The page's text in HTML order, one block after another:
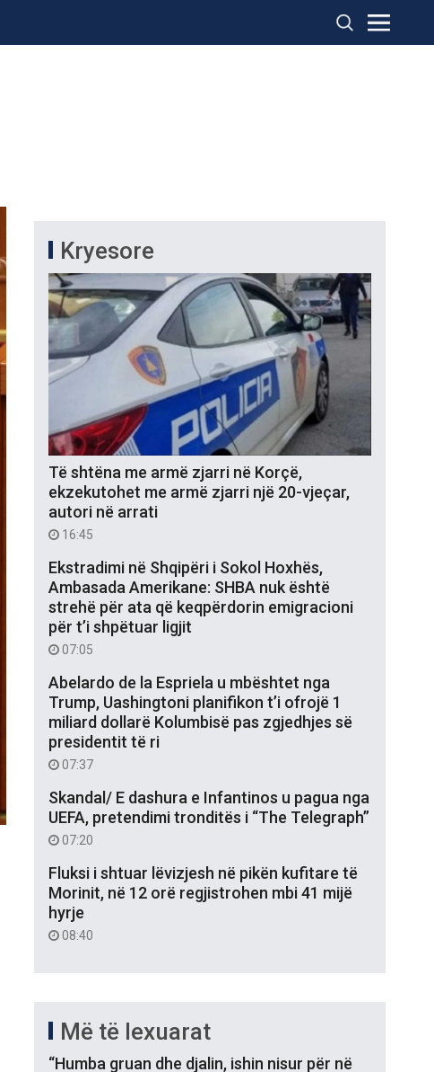
Kryesore
Të shtëna me armë zjarri në Korçë,
ekzekutohet me armë zjarri një 20-vjeçar,
autori në arrati
16:45
Ekstradimi në Shqipëri i Sokol Hoxhës,
Ambasada Amerikane: SHBA nuk është
strehë për ata që keqpërdorin emigracioni
për t’i shpëtuar ligjit
07:05
Abelardo de la Espriela u mbështet nga
Trump, Uashingtoni planifikon t’i ofrojë 1
miliard dollarë Kolumbisë pas zgjedhjes së
presidentit të ri
07:37
Skandal/ E dashura e Infantinos u pagua nga
UEFA, pretendimi tronditës i “The Telegraph”
07:20
Fluksi i shtuar lëvizjesh në pikën kufitare të
Morinit, në 12 orë regjistrohen mbi 41 mijë
hyrje
08:40
Më të lexuarat
“Humba gruan dhe djalin, ishin nisur për në